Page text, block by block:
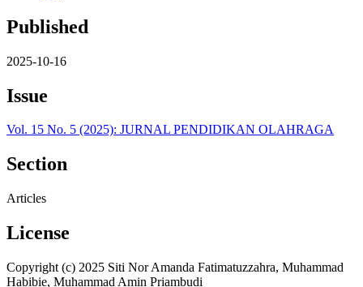
Published
2025-10-16
Issue
Vol. 15 No. 5 (2025): JURNAL PENDIDIKAN OLAHRAGA
Section
Articles
License
Copyright (c) 2025 Siti Nor Amanda Fatimatuzzahra, Muhammad
Habibie, Muhammad Amin Priambudi